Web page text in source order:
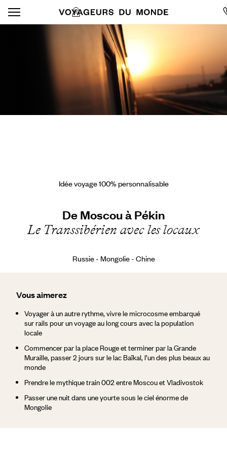
Idée voyage 100% personnalisable
De Moscou à Pékin
Le Transsibérien avec les locaux
Russie - Mongolie - Chine
Vous aimerez
Voyager à un autre rythme, vivre le microcosme embarqué
sur rails pour un voyage au long cours avec la population
locale
Commencer par la place Rouge et terminer par la Grande
Muraille, passer 2 jours sur le lac Baïkal, l’un des plus beaux au
monde
Prendre le mythique train 002 entre Moscou et Vladivostok
Passer une nuit dans une yourte sous le ciel énorme de
Mongolie